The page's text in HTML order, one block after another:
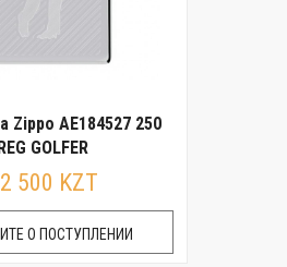
Zippo AE184527 250
GOLFER
500 KZT
О ПОСТУПЛЕНИИ